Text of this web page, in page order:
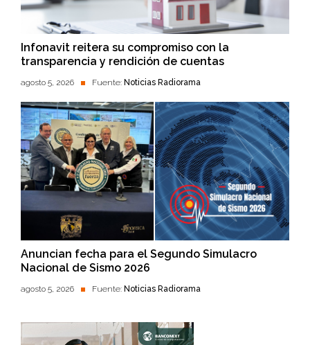
Infonavit reitera su compromiso con la
transparencia y rendición de cuentas
agosto 5, 2026 Fuente: Noticias Radiorama
Anuncian fecha para el Segundo Simulacro
Nacional de Sismo 2026
agosto 5, 2026 Fuente: Noticias Radiorama